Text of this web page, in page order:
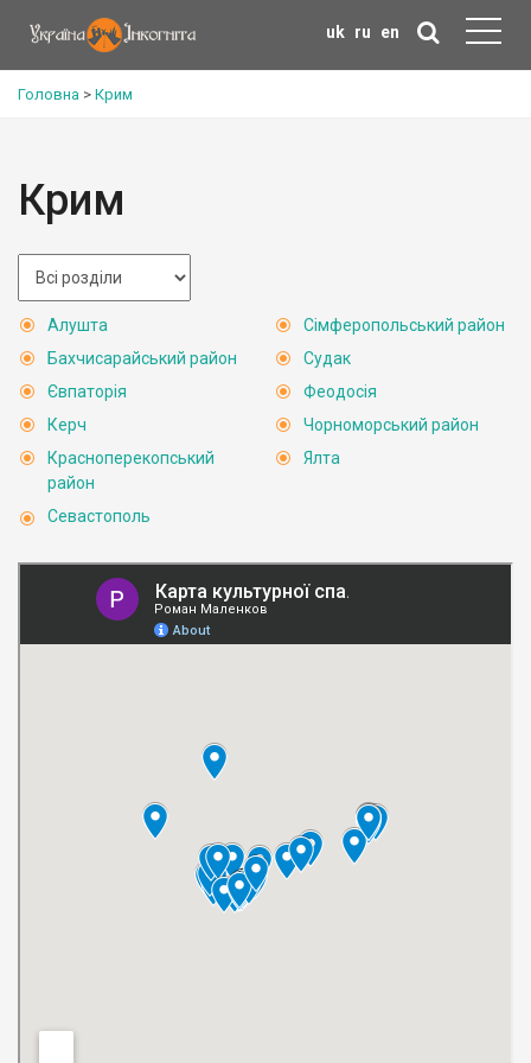
uk ru en
Головна > Крим
Крим
Алушта
Бахчисарайський район
Євпаторія
Керч
Красноперекопський
район
Севастополь
Сімферопольський район
Судак
Феодосія
Чорноморський район
Ялта